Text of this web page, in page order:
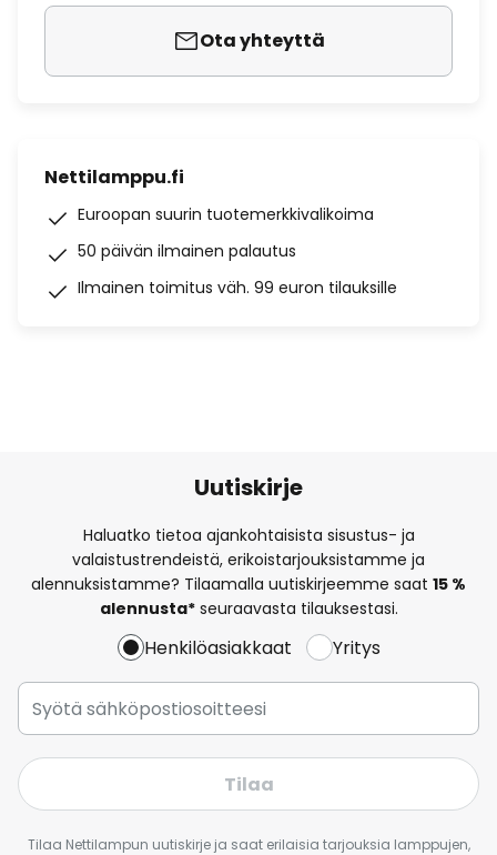
Ota yhteyttä
Nettilamppu.fi
Euroopan suurin tuotemerkkivalikoima
50 päivän ilmainen palautus
Ilmainen toimitus väh. 99 euron tilauksille
Uutiskirje
Haluatko tietoa ajankohtaisista sisustus- ja
valaistustrendeistä, erikoistarjouksistamme ja
alennuksistamme? Tilaamalla uutiskirjeemme saat 15 %
alennusta*seuraavasta tilauksestasi.
Henkilöasiakkaat Yritys
Tilaa
Tilaa Nettilampun uutiskirje ja saat erilaisia tarjouksia lamppujen,